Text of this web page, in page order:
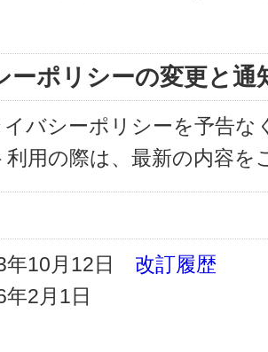
ーポリシーの変更と通
バシーポリシーを予告
用の際は、最新の内容を
年10月12日 改訂履歴
年2月1日